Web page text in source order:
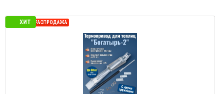
ХИТ
СЕЗОННАЯ РАСПРОДАЖА